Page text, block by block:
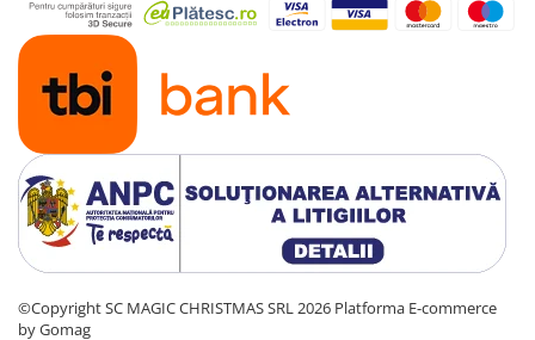
©Copyright SC MAGIC CHRISTMAS SRL 2026 Platforma E-commerce
by Gomag